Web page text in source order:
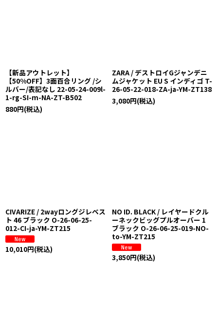
【新品アウトレット】
【50%OFF】3面百合リング /シ
ルバー/表記なし 22-05-24-009l-
1-rg-SI-m-NA-ZT-B502
880円(税込)
ZARA / デストロイGジャンデニ
ムジャケット EU S インディゴ T-
26-05-22-018-ZA-ja-YM-ZT138
3,080円(税込)
CIVARIZE / 2wayロングジレベス
ト 46 ブラック O-26-06-25-
012-CI-ja-YM-ZT215
10,010円(税込)
NO ID. BLACK / レイヤードクル
ーネックビッグプルオーバー 1
ブラック O-26-06-25-019-NO-
to-YM-ZT215
3,850円(税込)